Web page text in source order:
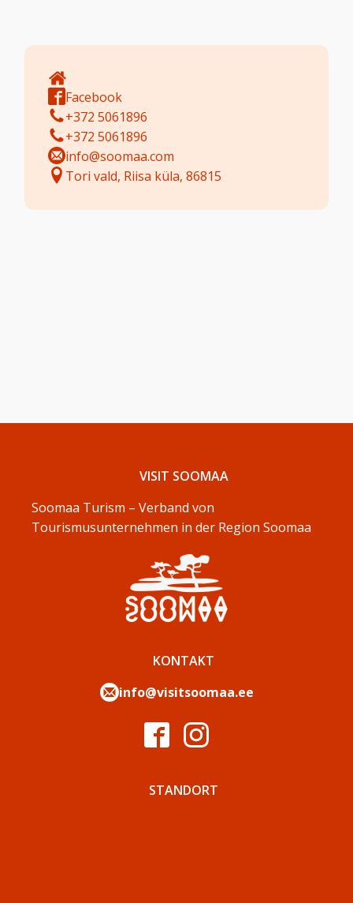
Facebook
+372 5061896
+372 5061896
info@soomaa.com
Tori vald, Riisa küla, 86815
VISIT SOOMAA
Soomaa Turism – Verband von
Tourismusunternehmen in der Region Soomaa
KONTAKT
info@visitsoomaa.ee
STANDORT